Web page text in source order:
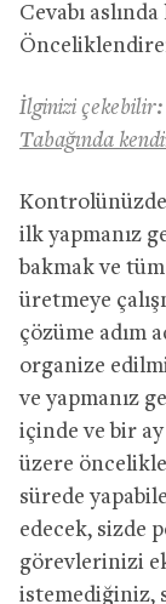
Cevabı
İlginizi çekebilir:
Tabağında
ilk yapmanız
bakmak ve
üretmeye
çözüme adım
organize
ve yapmanız
içinde ve bir
üzere
sürede
edecek, sizde
görevlerinizi
istemediğiniz,